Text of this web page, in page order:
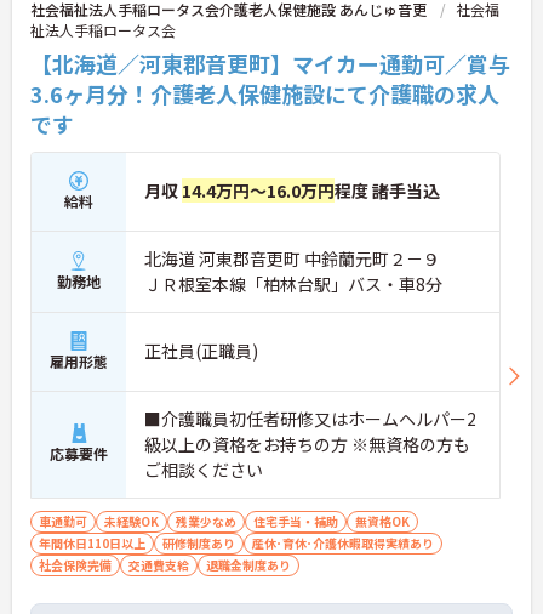
社会福祉法人手稲ロータス会介護老人保健施設 あんじゅ音更
社会福
祉法人手稲ロータス会
【北海道／河東郡音更町】マイカー通勤可／賞与
3.6ヶ月分！介護老人保健施設にて介護職の求人
です
給料 月収 14.4万円～16.0万円程度 諸手当込
勤務地
北海道 河東郡音更町 中鈴蘭元町２－９
ＪＲ根室本線「柏林台駅」バス・車8分
雇用形態 正社員(正職員)
応募要件
■介護職員初任者研修又はホームヘルパー2
級以上の資格をお持ちの方 ※無資格の方も
ご相談ください
車通勤可 未経験OK 残業少なめ 住宅手当・補助
無資格OK
年間休日110日以上
研修制度あり
産休･育休･介護休暇取得実績あり
社会保険完備
交通費支給 退職金制度あり